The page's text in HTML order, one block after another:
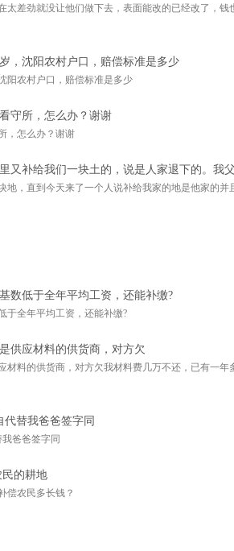
太差劲就没让他们做下去，表面能改的已经改了，钱
，沈阳农村户口，赔偿标准是多少
阳农村户口，赔偿标准是多少
守所，怎么办？谢谢
，怎么办？谢谢
又补给我们一块土的，说是人家退下的。我
地，直到今天来了一个人说补给我家的地是他家的并
数低于全年平均工资，还能补缴?
于全年平均工资，还能补缴?
供应材料的供货商，对方欠
材料的供货商，对方欠我材料费几万不还，已有一年
代替我爸爸签字同
爸爸签字同
的耕地
偿农民多长钱？